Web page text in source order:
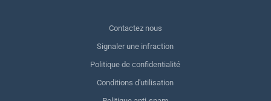
Contactez nous
Signaler une infraction
Politique de confidentialité
Conditions d'utilisation